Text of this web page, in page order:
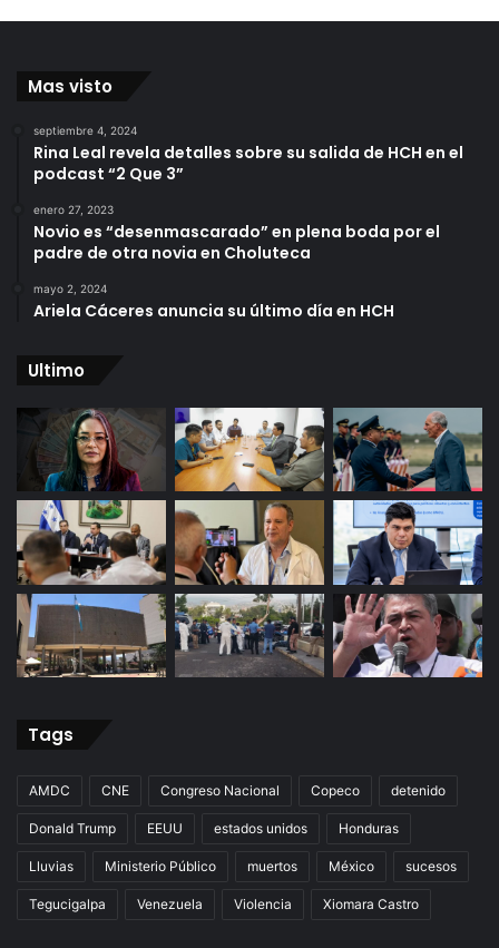
Mas visto
septiembre 4, 2024
Rina Leal revela detalles sobre su salida de HCH en el
podcast “2 Que 3”
enero 27, 2023
Novio es “desenmascarado” en plena boda por el
padre de otra novia en Choluteca
mayo 2, 2024
Ariela Cáceres anuncia su último día en HCH
Ultimo
Tags
AMDC CNE Congreso Nacional Copeco detenido
Donald Trump EEUU estados unidos Honduras
Lluvias Ministerio Público muertos México sucesos
Tegucigalpa Venezuela Violencia Xiomara Castro